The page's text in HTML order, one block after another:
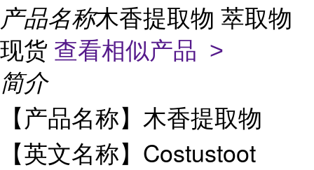
产品名称木香提取物 萃取物
现货 查看相似产品 >
简介
【产品名称】木香提取物
【英文名称】Costustoot